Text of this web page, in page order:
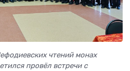
чтений монах
провёл встречи с